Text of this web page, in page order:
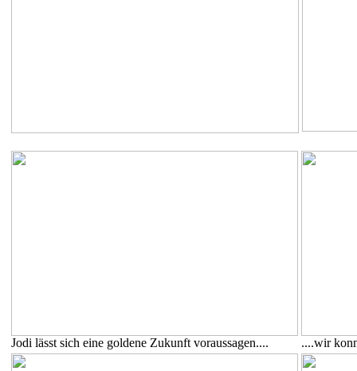
Jodi lässt sich eine goldene Zukunft voraussagen.... ....wir